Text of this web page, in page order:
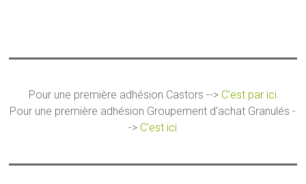
Pour une première adhésion Castors --> C'est par ici
Pour une première adhésion Groupement d'achat Granulés -
-> C'est ici